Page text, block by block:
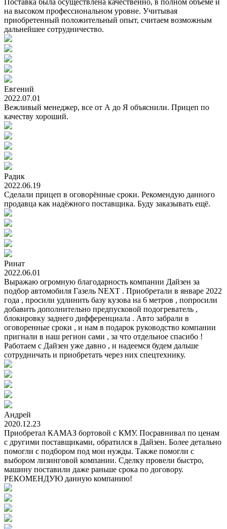
Поставка была осуществлена качественно, в полном объеме и
на высоком профессиональном уровне. Учитывая
приобретенный положительный опыт, считаем возможным
дальнейшее сотрудничество.
Евгений
2022.07.01
Вежливый менеджер, все от А до Я объяснили. Прицеп по
качеству хороший.
Радик
2022.06.19
Сделали прицеп в оговорённые сроки. Рекомендую данного
продавца как надёжного поставщика. Буду заказывать ещё.
Ринат
2022.06.01
Выражаю огромную благодарность компании Дайзен за
подбор автомобиля Газель NEXT . Приобретали в январе 2022
года , просили удлинить базу кузова на 6 метров , попросили
добавить дополнительно предпусковой подогреватель ,
блокировку заднего дифференциала . Авто забрали в
оговоренные сроки , и нам в подарок руководство компании
пригнали в наш регион сами , за что отдельное спасибо !
Работаем с Дайзен уже давно , и надеемся будем дальше
сотрудничать и приобретать через них спецтехнику.
Андрей
2020.12.23
Приобретал КАМАЗ бортовой с КМУ. Посравнивал по ценам
с другими поставщиками, обратился в Дайзен. Более детально
помогли с подбором под мои нужды. Также помогли с
выбором лизинговой компании. Сделку провели быстро,
машину поставили даже раньше срока по договору.
РЕКОМЕНДУЮ данную компанию!